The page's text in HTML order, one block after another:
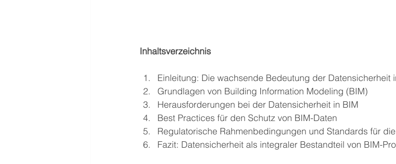
Inhaltsverzeichnis
Einleitung: Die wachsende Bedeutung der Datensicherheit
Grundlagen von Building Information Modeling (BIM)
Herausforderungen bei der Datensicherheit in BIM
Best Practices für den Schutz von BIM-Daten
Regulatorische Rahmenbedingungen und Standards für
Fazit: Datensicherheit als integraler Bestandteil von BIM-